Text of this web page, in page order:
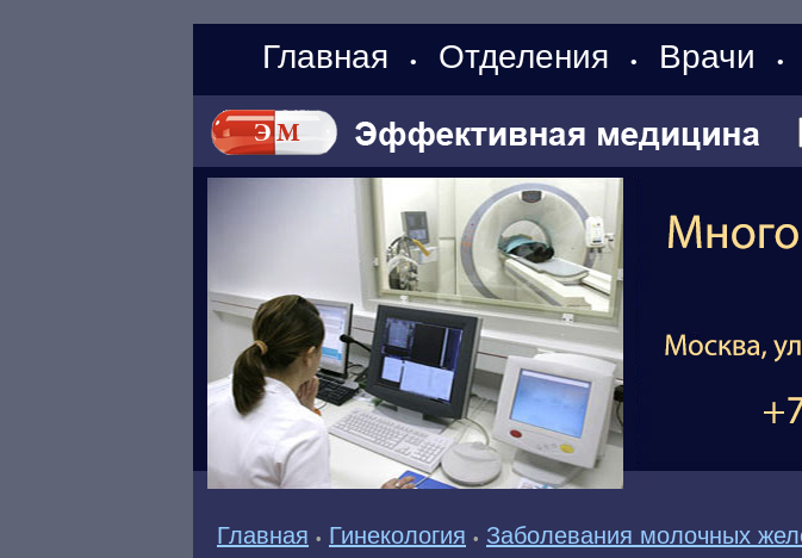
Главная • Отделения • Врачи •
Главная • Гинекология • Заболевания молочных